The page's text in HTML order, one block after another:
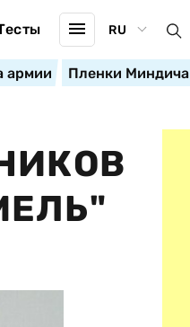
RU
армии Пленки Миндича